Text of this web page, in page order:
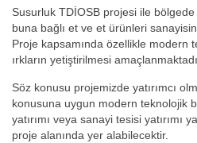
Susurluk TDİOSB projesi ile
buna bağlı et ve et ürünleri
Proje kapsamında özellikle modern
ırkların yetiştirilmesi
Söz konusu projemizde yatırımcı
konusuna uygun modern teknolojik
yatırımı veya sanayi tesisi yatırımı
proje alanında yer alabilecektir.